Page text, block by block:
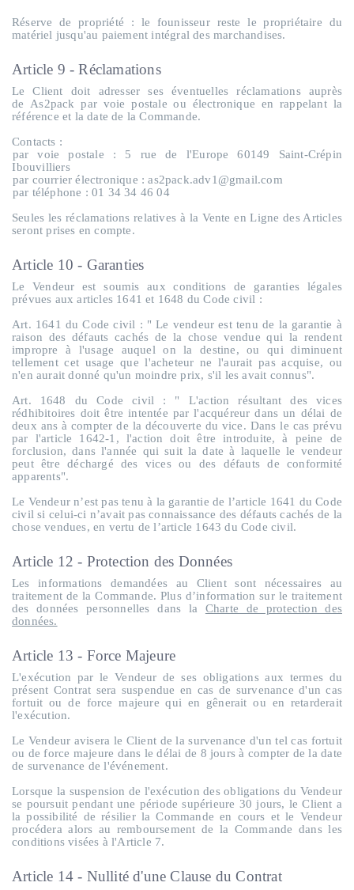
Réserve de propriété : le founisseur reste le propriétaire du
matériel jusqu'au paiement intégral des marchandises.
Article 9 - Réclamations
Le Client doit adresser ses éventuelles réclamations auprès
de As2pack par voie postale ou électronique en rappelant la
référence et la date de la Commande.
Contacts :
par voie postale : 5 rue de l'Europe 60149 Saint-Crépin
Ibouvilliers
par courrier électronique : as2pack.adv1@gmail.com
par téléphone : 01 34 34 46 04
Seules les réclamations relatives à la Vente en Ligne des Articles
seront prises en compte.
Article 10 - Garanties
Le Vendeur est soumis aux conditions de garanties légales
prévues aux articles 1641 et 1648 du Code civil :
Art. 1641 du Code civil : " Le vendeur est tenu de la garantie à
raison des défauts cachés de la chose vendue qui la rendent
impropre à l'usage auquel on la destine, ou qui diminuent
tellement cet usage que l'acheteur ne l'aurait pas acquise, ou
n'en aurait donné qu'un moindre prix, s'il les avait connus".
Art. 1648 du Code civil : " L'action résultant des vices
rédhibitoires doit être intentée par l'acquéreur dans un délai de
deux ans à compter de la découverte du vice. Dans le cas prévu
par l'article 1642-1, l'action doit être introduite, à peine de
forclusion, dans l'année qui suit la date à laquelle le vendeur
peut être déchargé des vices ou des défauts de conformité
apparents".
Le Vendeur n’est pas tenu à la garantie de l’article 1641 du Code
civil si celui-ci n’avait pas connaissance des défauts cachés de la
chose vendues, en vertu de l’article 1643 du Code civil.
Article 12 - Protection des Données
Les informations demandées au Client sont nécessaires au
traitement de la Commande. Plus d’information sur le traitement
des données personnelles dans la Charte de protection des
données.
Article 13 - Force Majeure
L'exécution par le Vendeur de ses obligations aux termes du
présent Contrat sera suspendue en cas de survenance d'un cas
fortuit ou de force majeure qui en gênerait ou en retarderait
l'exécution.
Le Vendeur avisera le Client de la survenance d'un tel cas fortuit
ou de force majeure dans le délai de 8 jours à compter de la date
de survenance de l'événement.
Lorsque la suspension de l'exécution des obligations du Vendeur
se poursuit pendant une période supérieure 30 jours, le Client a
la possibilité de résilier la Commande en cours et le Vendeur
procédera alors au remboursement de la Commande dans les
conditions visées à l'Article 7.
Article 14 - Nullité d'une Clause du Contrat